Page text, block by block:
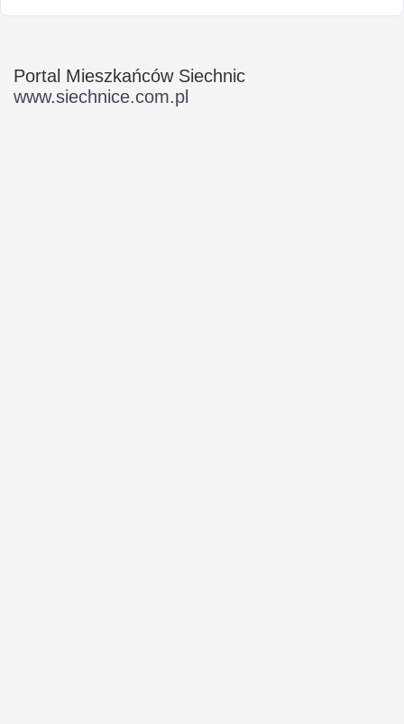
Portal Mieszkańców Siechnic
www.siechnice.com.pl